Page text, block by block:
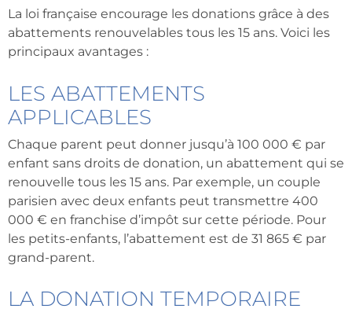
La loi française encourage les donations grâce à des
abattements renouvelables tous les 15 ans. Voici les
principaux avantages :
LES ABATTEMENTS
APPLICABLES
Chaque parent peut donner jusqu’à 100 000 € par
enfant sans droits de donation, un abattement qui se
renouvelle tous les 15 ans. Par exemple, un couple
parisien avec deux enfants peut transmettre 400
000 € en franchise d’impôt sur cette période. Pour
les petits-enfants, l’abattement est de 31 865 € par
grand-parent.
LA DONATION TEMPORAIRE